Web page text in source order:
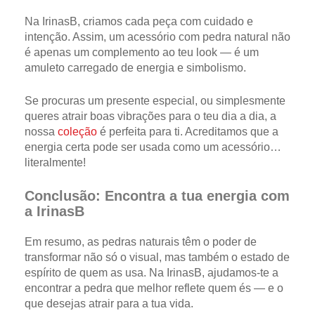
Na IrinasB, criamos cada peça com cuidado e
intenção. Assim, um acessório com pedra natural não
é apenas um complemento ao teu look — é um
amuleto carregado de energia e simbolismo.
Se procuras um presente especial, ou simplesmente
queres atrair boas vibrações para o teu dia a dia, a
nossa coleção é perfeita para ti. Acreditamos que a
energia certa pode ser usada como um acessório…
literalmente!
Conclusão: Encontra a tua energia com
a IrinasB
Em resumo, as pedras naturais têm o poder de
transformar não só o visual, mas também o estado de
espírito de quem as usa. Na IrinasB, ajudamos-te a
encontrar a pedra que melhor reflete quem és — e o
que desejas atrair para a tua vida.